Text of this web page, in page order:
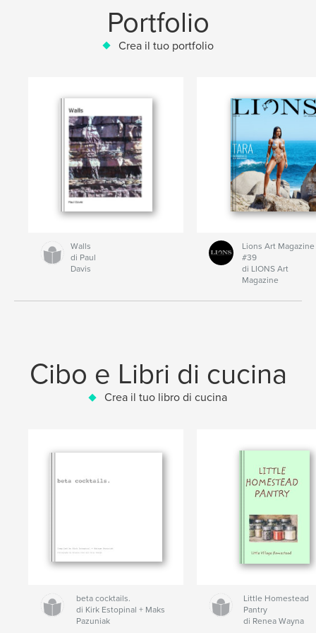
Portfolio
Crea il tuo portfolio
Walls
di Paul
Davis
Lions Art Magazine
#39
di LIONS Art
Magazine
Cibo e Libri di cucina
Crea il tuo libro di cucina
beta cocktails.
di Kirk Estopinal + Maks
Pazuniak
Little Homestead
Pantry
di Renea Wayna